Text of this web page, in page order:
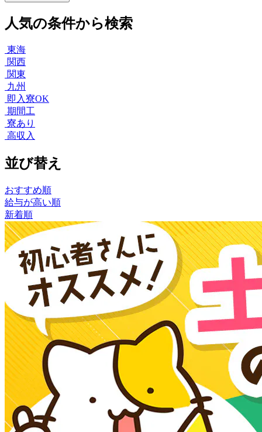
人気の条件から検索
東海
関西
関東
九州
即入寮OK
期間工
寮あり
高収入
並び替え
おすすめ順
給与が高い順
新着順